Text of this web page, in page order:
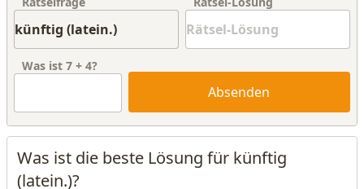
Was ist 7 + 4?
Absenden
Was ist die beste Lösung für künftig
(latein.)?